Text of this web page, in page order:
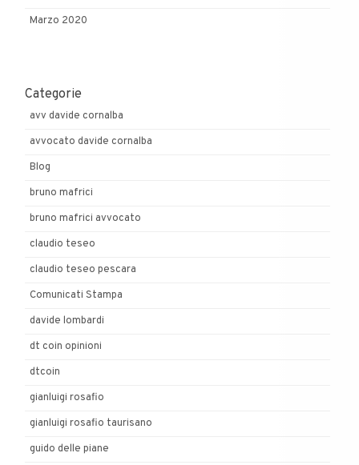
Marzo 2020
Categorie
avv davide cornalba
avvocato davide cornalba
Blog
bruno mafrici
bruno mafrici avvocato
claudio teseo
claudio teseo pescara
Comunicati Stampa
davide lombardi
dt coin opinioni
dtcoin
gianluigi rosafio
gianluigi rosafio taurisano
guido delle piane